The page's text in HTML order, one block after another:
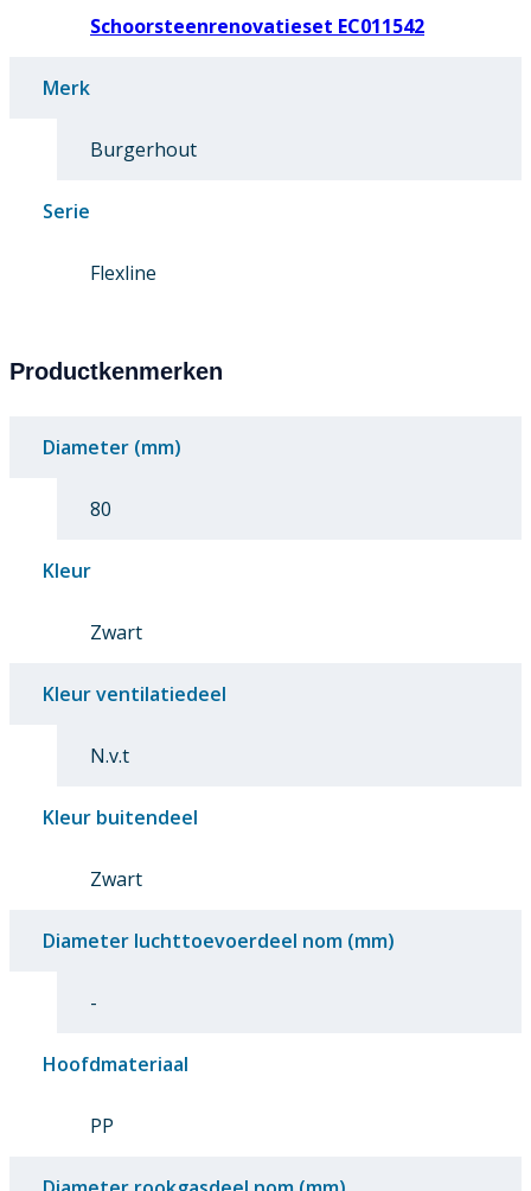
Schoorsteenrenovatieset EC011542
Merk
Burgerhout
Serie
Flexline
Productkenmerken
Diameter (mm)
80
Kleur
Zwart
Kleur ventilatiedeel
N.v.t
Kleur buitendeel
Zwart
Diameter luchttoevoerdeel nom (mm)
-
Hoofdmateriaal
PP